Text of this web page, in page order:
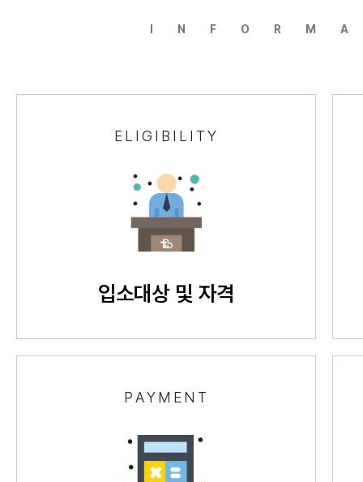
ELIGIBILITY
입소대상 및 자격
PAYMENT